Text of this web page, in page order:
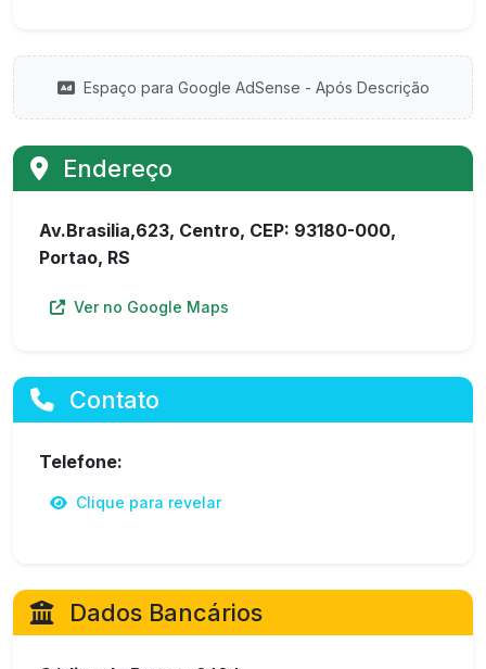
Espaço para Google AdSense - Após Descrição
Endereço
Av.Brasilia,623, Centro, CEP: 93180-000,
Portao, RS
Ver no Google Maps
Contato
Telefone:
Clique para revelar
Dados Bancários